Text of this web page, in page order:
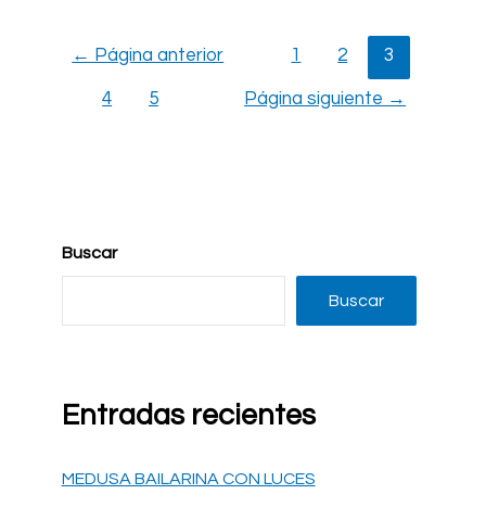
← Página anterior 1 2 3
4 5 Página siguiente →
Buscar
Buscar
Entradas recientes
MEDUSA BAILARINA CON LUCES